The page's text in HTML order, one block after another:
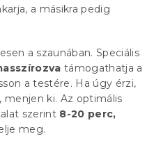
a másikra pedig
a szaunában. Speciális
támogathatja a
a testére. Ha úgy érzi,
ki. Az optimális
szerint 8-20 perc,
meg.